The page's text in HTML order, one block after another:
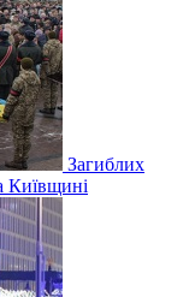
Загиблих
Київщині